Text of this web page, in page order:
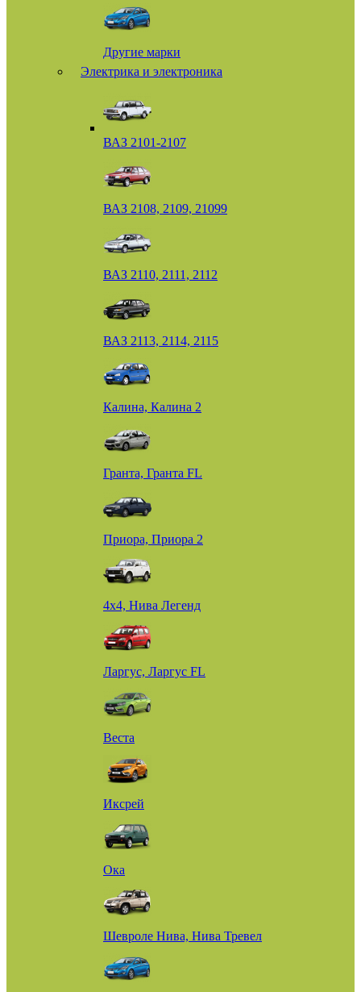
Другие марки
Электрика и электроника
ВАЗ 2101-2107
ВАЗ 2108, 2109, 21099
ВАЗ 2110, 2111, 2112
ВАЗ 2113, 2114, 2115
Калина, Калина 2
Гранта, Гранта FL
Приора, Приора 2
4х4, Нива Легенд
Ларгус, Ларгус FL
Веста
Иксрей
Ока
Шевроле Нива, Нива Тревел